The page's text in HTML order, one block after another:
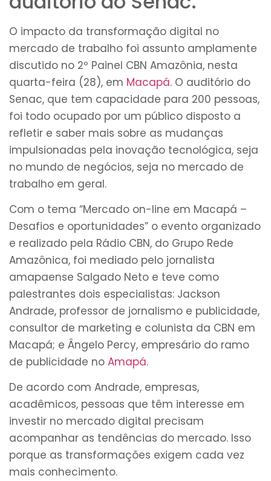
O impacto da transformação digital no
mercado de trabalho foi assunto amplamente
discutido no 2º Painel CBN Amazônia, nesta
quarta-feira (28), em Macapá. O auditório do
Senac, que tem capacidade para 200 pessoas,
foi todo ocupado por um público disposto a
refletir e saber mais sobre as mudanças
impulsionadas pela inovação tecnológica, seja
no mundo de negócios, seja no mercado de
trabalho em geral.
Com o tema “Mercado on-line em Macapá –
Desafios e oportunidades” o evento organizado
e realizado pela Rádio CBN, do Grupo Rede
Amazônica, foi mediado pelo jornalista
amapaense Salgado Neto e teve como
palestrantes dois especialistas: Jackson
Andrade, professor de jornalismo e publicidade,
consultor de marketing e colunista da CBN em
Macapá; e Ângelo Percy, empresário do ramo
de publicidade no Amapá.
De acordo com Andrade, empresas,
acadêmicos, pessoas que têm interesse em
investir no mercado digital precisam
acompanhar as tendências do mercado. Isso
porque as transformações exigem cada vez
mais conhecimento.